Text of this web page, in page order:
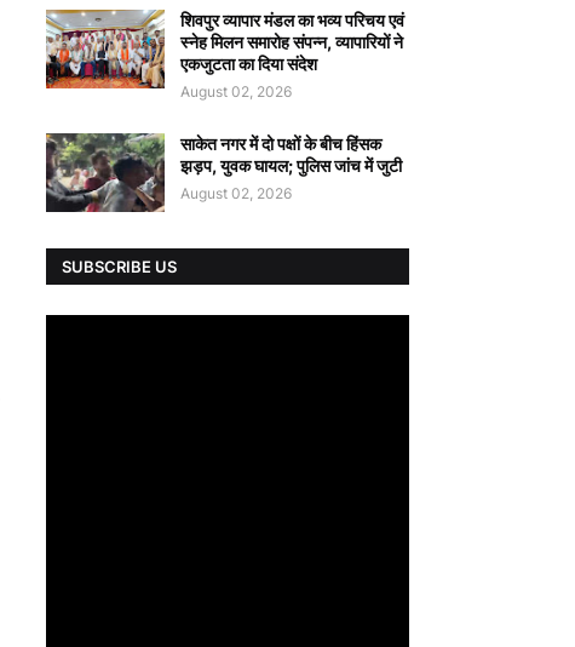
शिवपुर व्यापार मंडल का भव्य परिचय एवं
स्नेह मिलन समारोह संपन्न, व्यापारियों ने
एकजुटता का दिया संदेश
August 02, 2026
साकेत नगर में दो पक्षों के बीच हिंसक
झड़प, युवक घायल; पुलिस जांच में जुटी
August 02, 2026
SUBSCRIBE US